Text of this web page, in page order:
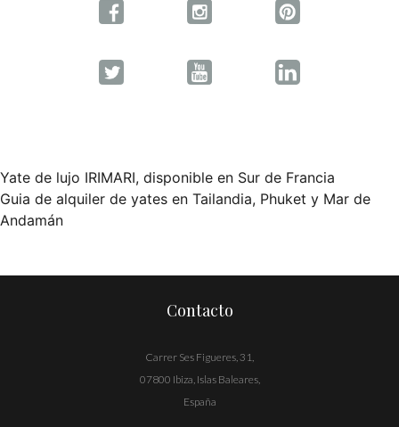
Navegación
de
Yate de lujo IRIMARI, disponible en Sur de Francia
Guia de alquiler de yates en Tailandia, Phuket y Mar de
Andamán
Contacto
Carrer Ses Figueres, 31,
07800 Ibiza, Islas Baleares,
España